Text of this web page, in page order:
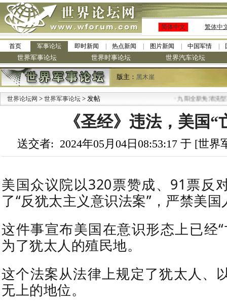
简体中文 繁体中
首页 军事论坛 即时新闻 热点新闻 图片新闻 中国军情
世界军事论坛 世界时事论坛 世界汽车论坛
版主： 黑木崖
世界论坛网 > 世界军事论坛 > 发帖 九阳全新免清洗型豆浆机 全
《圣经》违法，美国“
送交者: 2024年05月04日08:53:17 于 [世
美国众议院以320票赞成、91票反
了“反犹太主义意识法案”，严禁美国
这件事宣布美国在意识形态上已经
为了犹太人的殖民地。
这个法案从法律上规定了犹太人、
无上的地位。